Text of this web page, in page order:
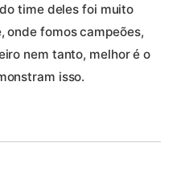
time deles foi muito
onde fomos campeões,
nem tanto, melhor é o
isso.